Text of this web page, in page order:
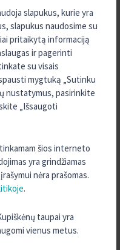
slapukus, kurie yra
slapukus naudosime su
pritaikytą informaciją
ir pagerinti
su visais
mygtuką „Sutinku
nustatymus, pasirinkite
„Išsaugoti
šios interneto
yra grindžiamas
nėra prašomas.
.
taupai yra
vienus metus.
sąlygas ir atvejus, kai
draudimo išmokų
ir investicijų
informaciją indėlininkui